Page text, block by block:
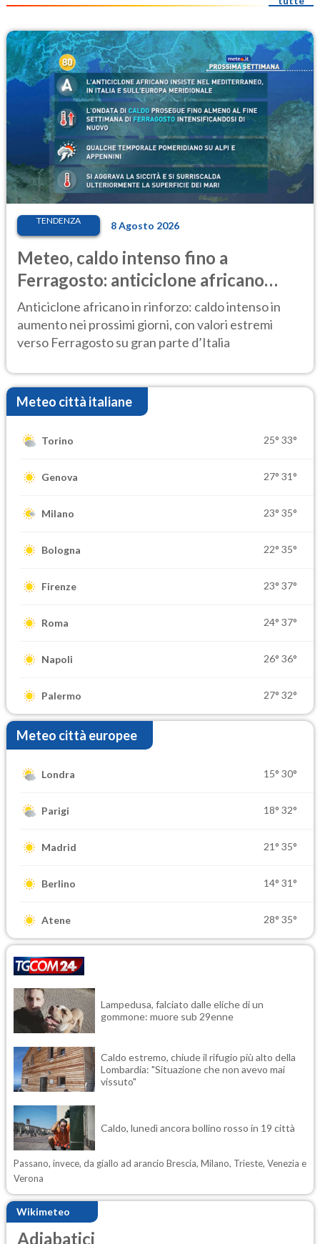
TENDENZA 8 Agosto 2026
Meteo, caldo intenso fino a
Ferragosto: anticiclone africano
ancora protagonista
Anticiclone africano in rinforzo: caldo intenso in
aumento nei prossimi giorni, con valori estremi
verso Ferragosto su gran parte d’Italia
Meteo città italiane
Torino 25° 33°
Genova 27° 31°
Milano 23° 35°
Bologna 22° 35°
Firenze 23° 37°
Roma 24° 37°
Napoli 26° 36°
Palermo 27° 32°
Meteo città europee
Londra 15° 30°
Parigi 18° 32°
Madrid 21° 35°
Berlino 14° 31°
Atene 28° 35°
Lampedusa, falciato dalle eliche di un
gommone: muore sub 29enne
Caldo estremo, chiude il rifugio più alto della
Lombardia: "Situazione che non avevo mai
vissuto"
Caldo, lunedì ancora bollino rosso in 19 città
Passano, invece, da giallo ad arancio Brescia, Milano, Trieste, Venezia e
Verona
Wikimeteo
Adiabatici